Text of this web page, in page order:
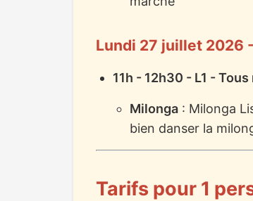
Lundi 27 juillet 2026
11h - 12h30 - L1 -
Milonga : Milonga
bien danser la
Tarifs pour 1